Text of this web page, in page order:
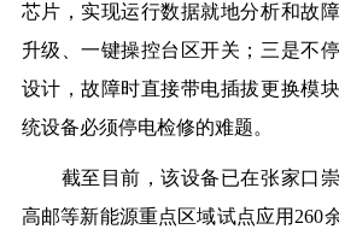
芯片，实现运行数据就地分析和故
升级、一键操控台区开关；三是不
设计，故障时直接带电插拔更换模
统设备必须停电检修的难题。
截至目前，该设备已在张家口崇
高邮等新能源重点区域试点应用 260